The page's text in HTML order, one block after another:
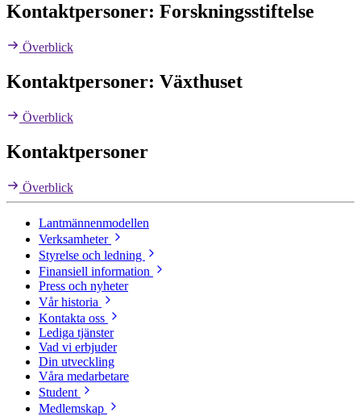
Kontaktpersoner: Forskningsstiftelse
Överblick
Kontaktpersoner: Växthuset
Överblick
Kontaktpersoner
Överblick
Lantmännenmodellen
Verksamheter
Styrelse och ledning
Finansiell information
Press och nyheter
Vår historia
Kontakta oss
Lediga tjänster
Vad vi erbjuder
Din utveckling
Våra medarbetare
Student
Medlemskap